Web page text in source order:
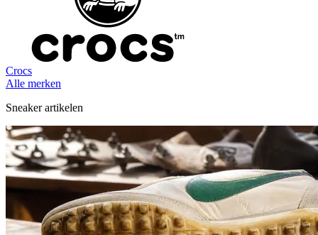
Crocs
Alle merken
Sneaker artikelen